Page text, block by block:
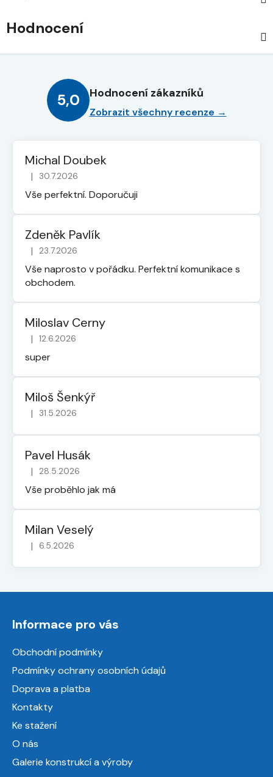
Hodnocení
5,0 Hodnocení zákazníků
Zobrazit všechny recenze →
Michal Doubek
Hodnocení obchodu je 5 z 5 hvězdiček.
| 30.7.2026
Vše perfektní. Doporučuji
Zdeněk Pavlík
Hodnocení obchodu je 5 z 5 hvězdiček.
| 23.7.2026
Vše naprosto v pořádku. Perfektní komunikace s
obchodem.
Miloslav Cerny
Hodnocení obchodu je 5 z 5 hvězdiček.
| 12.6.2026
super
Miloš Šenkýř
Hodnocení obchodu je 5 z 5 hvězdiček.
| 31.5.2026
Pavel Husák
Hodnocení obchodu je 5 z 5 hvězdiček.
| 28.5.2026
Vše proběhlo jak má
Milan Veselý
Hodnocení obchodu je 5 z 5 hvězdiček.
| 6.5.2026
Informace pro vás
Obchodní podmínky
Podmínky ochrany osobních údajů
Doprava a platba
Kontakty
Ke stažení
O nás
Galerie konstrukcí a výroby